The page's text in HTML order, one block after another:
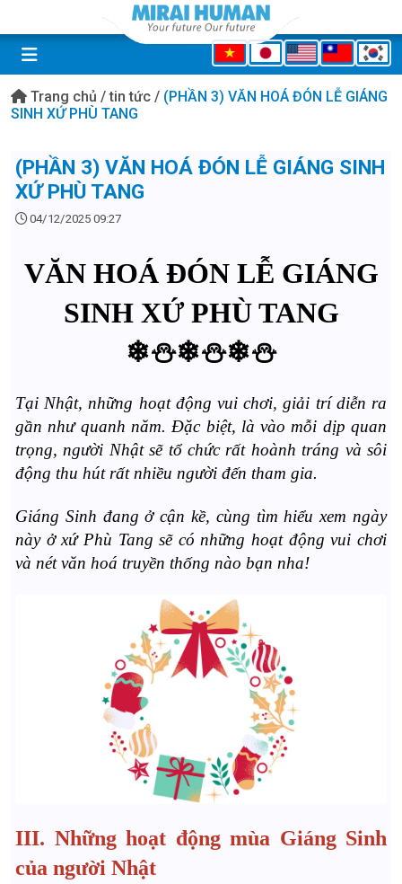
Trang chủ / tin tức / (PHẦN 3) VĂN HOÁ ĐÓN LỄ GIÁNG
SINH XỨ PHÙ TANG
(PHẦN 3) VĂN HOÁ ĐÓN LỄ GIÁNG SINH
XỨ PHÙ TANG
04/12/2025 09:27
VĂN HOÁ ĐÓN LỄ GIÁNG
SINH XỨ PHÙ TANG
❄⛄❄⛄❄⛄
Tại Nhật, những hoạt động vui chơi, giải trí diễn ra
gần như quanh năm. Đặc biệt, là vào mỗi dịp quan
trọng, người Nhật sẽ tổ chức rất hoành tráng và sôi
động thu hút rất nhiều người đến tham gia.
Giáng Sinh đang ở cận kề, cùng tìm hiểu xem ngày
này ở xứ Phù Tang sẽ có những hoạt động vui chơi
và nét văn hoá truyền thống nào bạn nha!
III. Những hoạt động mùa Giáng Sinh
của người Nhật